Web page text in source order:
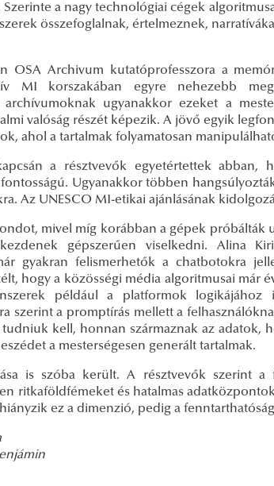
Szerinte a nagy technológiai cégek
összefoglalnak, értelmeznek,
OSA Archivum kutatóprofesszora a
MI korszakában egyre nehezebb
ugyanakkor ezeket a
valóság részét képezik. A jövő egyik
ahol a tartalmak folyamatosan
a résztvevők egyetértettek abban,
Ugyanakkor többen
Az UNESCO MI-etikai ajánlásának
mivel míg korábban a gépek próbálták
gépszerűen viselkedni. Alina
gyakran felismerhetők a chatbotokra
hogy a közösségi média algoritmusai már
például a platformok logikájához
szerint a promptírás mellett a
kell, honnan származnak az adatok,
a mesterségesen generált tartalmak.
is szóba került. A résztvevők szerint a
ritkaföldfémeket és hatalmas
ez a dimenzió, pedig a